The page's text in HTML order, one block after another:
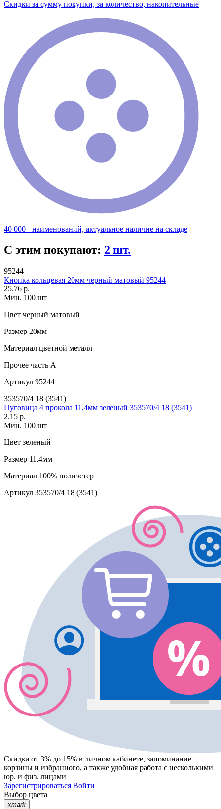
Скидки за сумму покупки, за количество, накопительные
40 000+ наименований, актуальное наличие на складе
С этим покупают: 2 шт.
95244
Кнопка кольцевая 20мм черный матовый 95244
25.76 р.
Мин. 100 шт
Цвет черный матовый
Размер 20мм
Материал цветной металл
Прочее часть A
Артикул 95244
353570/4 18 (3541)
Пуговица 4 прокола 11,4мм зеленый 353570/4 18 (3541)
2.15 р.
Мин. 100 шт
Цвет зеленый
Размер 11,4мм
Материал 100% полиэстер
Артикул 353570/4 18 (3541)
Скидка от 3% до 15% в личном кабинете, запоминание
корзины и избранного, а также удобная работа с несколькими
юр. и физ. лицами
Зарегистрироваться Войти
Выбор цвета
xmark